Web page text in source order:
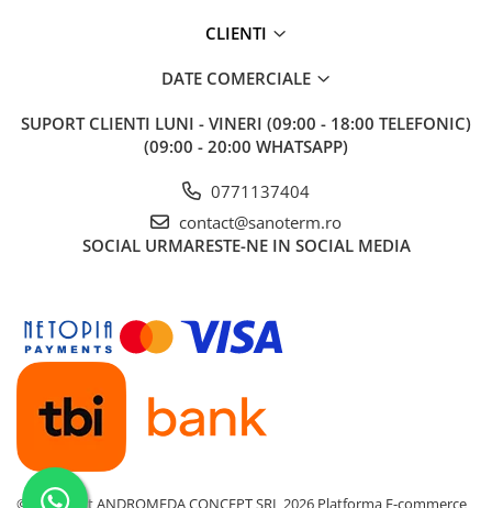
Chiuvete Compozit
Seturi chiuvete si baterii
Incalzire in pardoseala
Grup amestec
Automatizari
Pompe recirculare
Pompa ridicare presiune
Cutii distribuitoare
CLIENTI
DATE COMERCIALE
SUPORT CLIENTI LUNI - VINERI (09:00 - 18:00 TELEFONIC)
(09:00 - 20:00 WHATSAPP)
0771137404
contact@sanoterm.ro
SOCIAL URMARESTE-NE IN SOCIAL MEDIA
©Copyright ANDROMEDA CONCEPT SRL 2026 Platforma E-commerce